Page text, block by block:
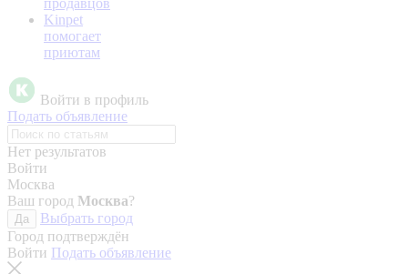
продавцов
Kinpet
помогает
приютам
Войти в профиль
Подать объявление
Нет результатов
Войти
Москва
Ваш город Москва?
Да
Выбрать город
Город подтверждён
Войти Подать объявление